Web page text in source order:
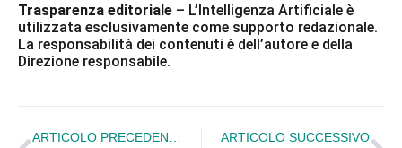
Trasparenza editoriale – L’Intelligenza Artificiale è
utilizzata esclusivamente come supporto redazionale.
La responsabilità dei contenuti è dell’autore e della
Direzione responsabile.
ARTICOLO SUCCESSIVO